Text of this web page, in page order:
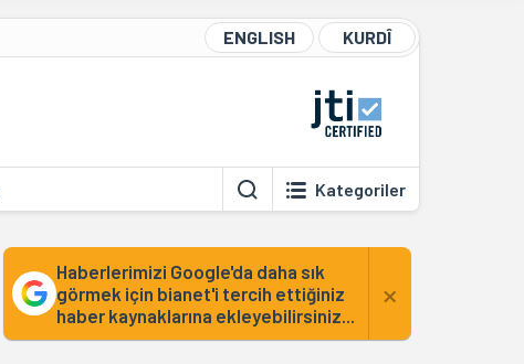
ENGLISH KURDÎ
Kategoriler
Haberlerimizi Google'da daha sık
görmek için bianet'i tercih ettiğiniz
haber kaynaklarına ekleyebilirsiniz...
×